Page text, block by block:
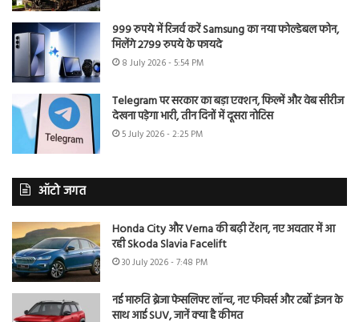
999 रुपये में रिजर्व करें Samsung का नया फोल्डेबल फोन,
मिलेंगे 2799 रुपये के फायदे
8 July 2026 - 5:54 PM
Telegram पर सरकार का बड़ा एक्शन, फिल्में और वेब सीरीज
देखना पड़ेगा भारी, तीन दिनों में दूसरा नोटिस
5 July 2026 - 2:25 PM
ऑटो जगत
Honda City और Verna की बढ़ी टेंशन, नए अवतार में आ
रही Skoda Slavia Facelift
30 July 2026 - 7:48 PM
नई मारुति ब्रेजा फेसलिफ्ट लॉन्च, नए फीचर्स और टर्बो इंजन के
साथ आई SUV, जानें क्या है कीमत